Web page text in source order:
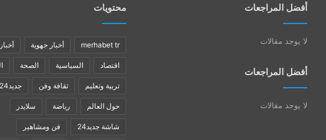
أفضل المراجعات
لا يوجد مقالات
أفضل المراجعات
لا يوجد مقالات
محتويات
merhabet tr أخبار جهوية
اقتصاد السياسية الصحة
تربية وتعليم ثقافة وفن جديد24
حول العالم رياضة سلايدر
شاشة جديد24 فن ومشاهير